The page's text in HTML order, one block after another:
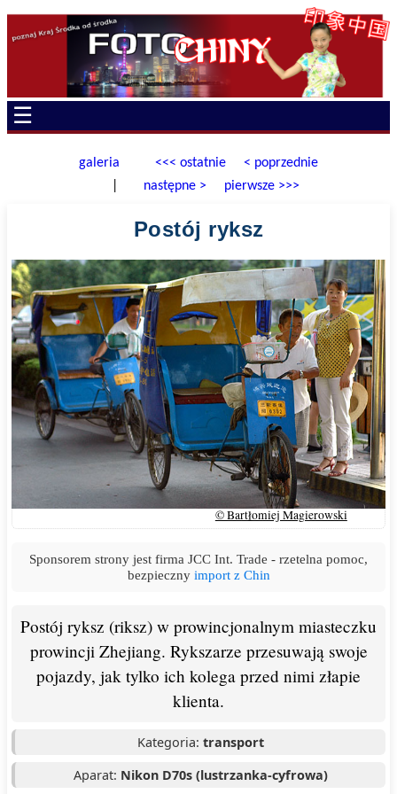
☰
galeria <<< ostatnie
< poprzednie
następne > pierwsze >>>
Postój ryksz
© Bartłomiej Magierowski
Sponsorem strony jest firma JCC Int. Trade - rzetelna pomoc,
bezpieczny import z Chin
Postój ryksz (riksz) w prowincjonalnym miasteczku
prowincji Zhejiang. Rykszarze przesuwają swoje
pojazdy, jak tylko ich kolega przed nimi złapie
klienta.
Kategoria: transport
Aparat: Nikon D70s (lustrzanka-cyfrowa)